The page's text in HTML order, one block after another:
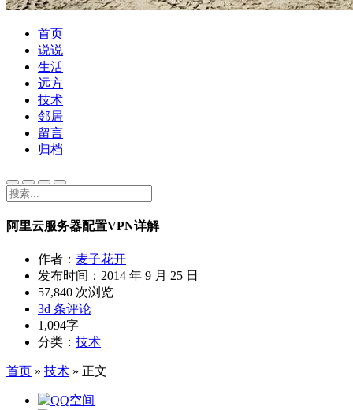
首页
说说
生活
远方
技术
邻居
留言
归档
阿里云服务器配置VPN详解
作者： 麦子花开
发布时间： 2014 年 9 月 25 日
57,840 次浏览
3d 条评论
1,094字
分类： 技术
首页 » 技术 » 正文